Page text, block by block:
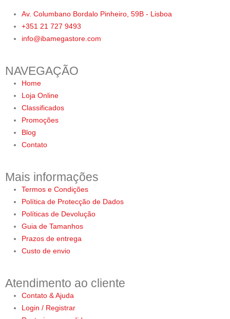
Av. Columbano Bordalo Pinheiro, 59B - Lisboa
+351 21 727 9493
info@ibamegastore.com
NAVEGAÇÃO
Home
Loja Online
Classificados
Promoções
Blog
Contato
Mais informações
Termos e Condições
Política de Protecção de Dados
Políticas de Devolução
Guia de Tamanhos
Prazos de entrega
Custo de envio
Atendimento ao cliente
Contato & Ajuda
Login / Registrar